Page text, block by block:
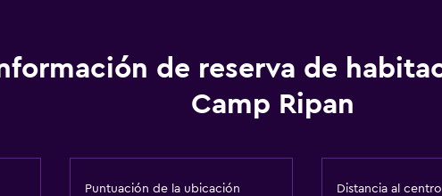
Cocina
Tetera eléctrica
Microondas
de reserva de
Camp Ripan
Puntuación de la ubicación Distancia al centro